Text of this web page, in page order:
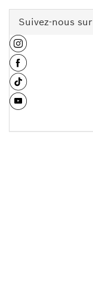
Suivez-nous sur